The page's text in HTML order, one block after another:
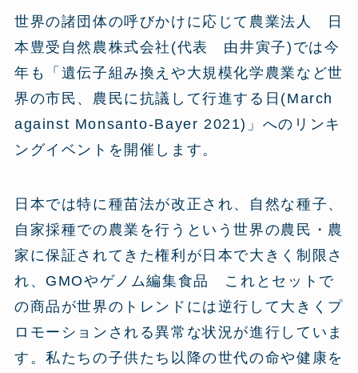
世界の諸団体の呼びかけに応じて農業法人 日
本豊受自然農株式会社(代表 由井寅子)では今
年も「遺伝子組み換えや大規模化学農業など世
界の市民、農民に抗議して行進する日(March
against Monsanto-Bayer 2021)」へのリンキ
ングイベントを開催します。
日本では特に種苗法が改正され、自然な種子、
自家採種での農業を行うという世界の農民・農
家に保証されてきた権利が日本で大きく制限さ
れ、GMOやゲノム編集食品 これとセットで
の商品が世界のトレンドには逆行して大きくプ
ロモーションされる異常な状況が進行していま
す。私たちの子供たち以降の世代の命や健康を